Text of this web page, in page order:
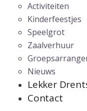
Activiteiten
Kinderfeestjes
Speelgrot
Zaalverhuur
Nieuws
Lekker
Contact